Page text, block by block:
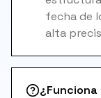
fecha de
alta